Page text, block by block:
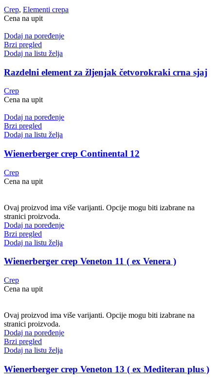
Crep, Elementi crepa
Cena na upit
Dodaj na poređenje
Brzi pregled
Dodaj na listu želja
Razdelni element za žljenjak četvorokraki crna sjaj
Crep
Cena na upit
Dodaj na poređenje
Brzi pregled
Dodaj na listu želja
Wienerberger crep Continental 12
Crep
Cena na upit
Ovaj proizvod ima više varijanti. Opcije mogu biti izabrane na
stranici proizvoda.
Dodaj na poređenje
Brzi pregled
Dodaj na listu želja
Wienerberger crep Veneton 11 ( ex Venera )
Crep
Cena na upit
Ovaj proizvod ima više varijanti. Opcije mogu biti izabrane na
stranici proizvoda.
Dodaj na poređenje
Brzi pregled
Dodaj na listu želja
Wienerberger crep Veneton 13 ( ex Mediteran plus )